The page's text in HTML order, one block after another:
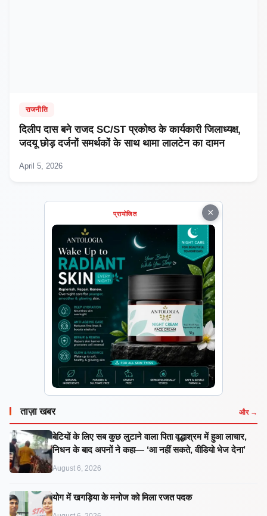
राजनीति
दिलीप दास बने राजद SC/ST प्रकोष्ठ के कार्यकारी जिलाध्यक्ष,
जदयू छोड़ दर्जनों समर्थकों के साथ थामा लालटेन का दामन
April 5, 2026
×
प्रायोजित
ताज़ा खबर और →
बेटियों के लिए सब कुछ लुटाने वाला पिता वृद्धाश्रम में हुआ लाचार,
निधन के बाद अपनों ने कहा— ‘आ नहीं सकते, वीडियो भेज देना’
August 6, 2026
​योग में खगड़िया के मनोज को मिला रजत पदक